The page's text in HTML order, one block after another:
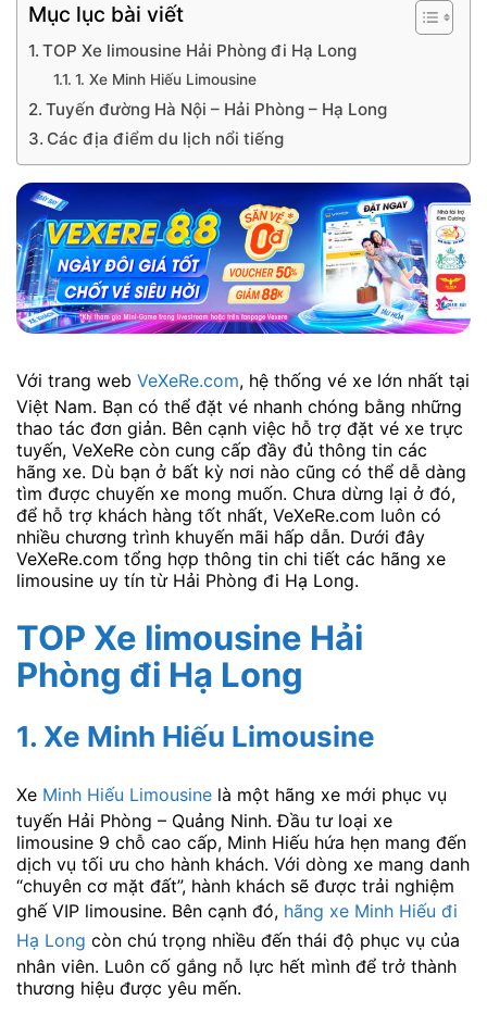
Mục lục bài viết
TOP Xe limousine Hải Phòng đi Hạ Long
1. Xe Minh Hiếu Limousine
Tuyến đường Hà Nội – Hải Phòng – Hạ Long
Các địa điểm du lịch nổi tiếng
Với trang web VeXeRe.com, hệ thống vé xe lớn nhất tại
Việt Nam. Bạn có thể đặt vé nhanh chóng bằng những
thao tác đơn giản. Bên cạnh việc hỗ trợ đặt vé xe trực
tuyến, VeXeRe còn cung cấp đầy đủ thông tin các
hãng xe. Dù bạn ở bất kỳ nơi nào cũng có thể dễ dàng
tìm được chuyến xe mong muốn. Chưa dừng lại ở đó,
để hỗ trợ khách hàng tốt nhất, VeXeRe.com luôn có
nhiều chương trình khuyến mãi hấp dẫn. Dưới đây
VeXeRe.com tổng hợp thông tin chi tiết các hãng xe
limousine uy tín từ Hải Phòng đi Hạ Long.
TOP Xe limousine Hải
Phòng đi Hạ Long
1. Xe Minh Hiếu Limousine
Xe Minh Hiếu Limousine là một hãng xe mới phục vụ
tuyến Hải Phòng – Quảng Ninh. Đầu tư loại xe
limousine 9 chỗ cao cấp, Minh Hiếu hứa hẹn mang đến
dịch vụ tối ưu cho hành khách. Với dòng xe mang danh
“chuyên cơ mặt đất”, hành khách sẽ được trải nghiệm
ghế VIP limousine. Bên cạnh đó, hãng xe Minh Hiếu đi
Hạ Long còn chú trọng nhiều đến thái độ phục vụ của
nhân viên. Luôn cố gắng nỗ lực hết mình để trở thành
thương hiệu được yêu mến.